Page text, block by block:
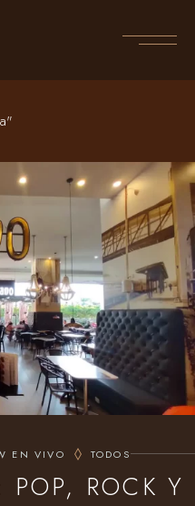
EN VIVO TODOS
POP, ROCK Y